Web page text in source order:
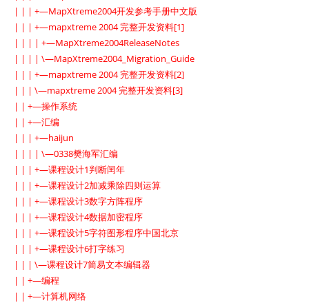
| | | +—MapXtreme2004开发参考手册中文版
| | | +—mapxtreme 2004 完整开发资料[1]
| | | | +—MapXtreme2004ReleaseNotes
| | | | \—MapXtreme2004_Migration_Guide
| | | +—mapxtreme 2004 完整开发资料[2]
| | | \—mapxtreme 2004 完整开发资料[3]
| | +—操作系统
| | +—汇编
| | | +—haijun
| | | | \—0338樊海军汇编
| | | +—课程设计1判断闰年
| | | +—课程设计2加减乘除四则运算
| | | +—课程设计3数字方阵程序
| | | +—课程设计4数据加密程序
| | | +—课程设计5字符图形程序中国北京
| | | +—课程设计6打字练习
| | | \—课程设计7简易文本编辑器
| | +—编程
| | +—计算机网络